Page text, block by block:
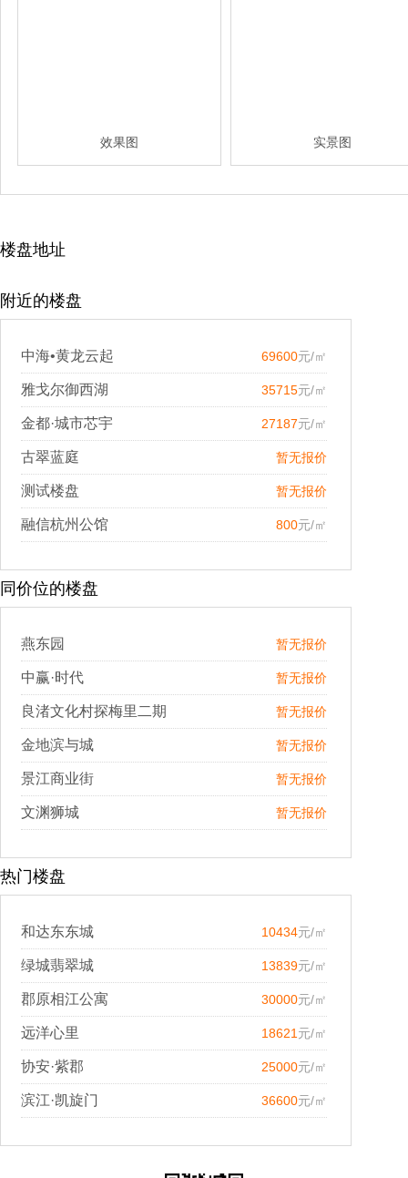
效果图 实景图
楼盘地址
附近的楼盘
中海•黄龙云起 69600元/㎡
雅戈尔御西湖 35715元/㎡
金都·城市芯宇 27187元/㎡
古翠蓝庭 暂无报价
测试楼盘 暂无报价
融信杭州公馆 800元/㎡
同价位的楼盘
燕东园 暂无报价
中赢·时代 暂无报价
良渚文化村探梅里二期 暂无报价
金地滨与城 暂无报价
景江商业街 暂无报价
文渊狮城 暂无报价
热门楼盘
和达东东城 10434元/㎡
绿城翡翠城 13839元/㎡
郡原相江公寓 30000元/㎡
远洋心里 18621 元/㎡
协安·紫郡 25000元/㎡
滨江·凯旋门 36600元/㎡